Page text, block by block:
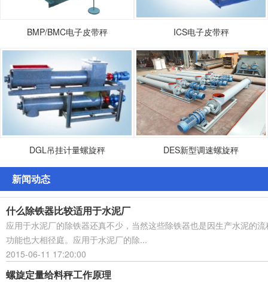
BMP/BMC电子皮带秤 ICS电子皮带秤
DGL吊挂计量螺旋秤 DES新型调速螺旋秤
新闻动态
什么除铁器比较适用于水泥厂
应用于水泥厂的除铁器还真不少，当然这些除铁器也是因生产水泥的流
功能也大相径庭。应用于水泥厂的除...
2015-06-11 17:20:00
螺旋定量给料秤工作原理